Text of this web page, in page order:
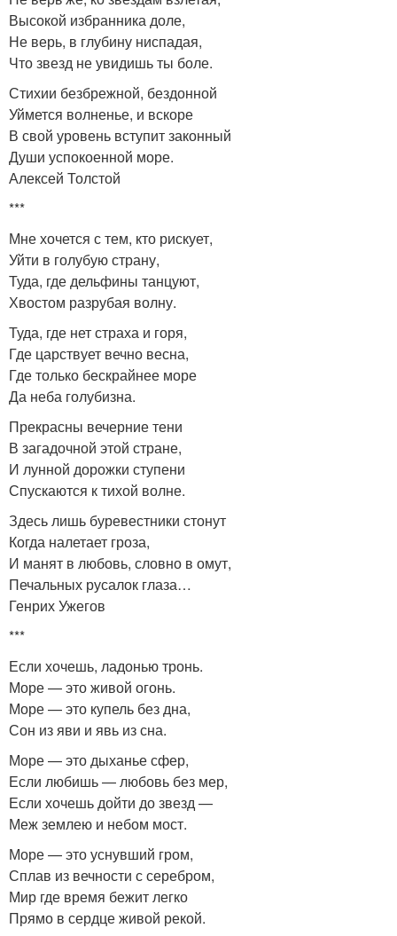
Высокой избранника доле,
Не верь, в глубину ниспадая,
Что звезд не увидишь ты боле.
Стихии безбрежной, бездонной
Уймется волненье, и вскоре
В свой уровень вступит законный
Души успокоенной море.
Алексей Толстой
***
Мне хочется с тем, кто рискует,
Уйти в голубую страну,
Туда, где дельфины танцуют,
Хвостом разрубая волну.
Туда, где нет страха и горя,
Где царствует вечно весна,
Где только бескрайнее море
Да неба голубизна.
Прекрасны вечерние тени
В загадочной этой стране,
И лунной дорожки ступени
Спускаются к тихой волне.
Здесь лишь буревестники стонут
Когда налетает гроза,
И манят в любовь, словно в омут,
Печальных русалок глаза…
Генрих Ужегов
***
Если хочешь, ладонью тронь.
Море — это живой огонь.
Море — это купель без дна,
Сон из яви и явь из сна.
Море — это дыханье сфер,
Если любишь — любовь без мер,
Если хочешь дойти до звезд —
Меж землею и небом мост.
Море — это уснувший гром,
Сплав из вечности с серебром,
Мир где время бежит легко
Прямо в сердце живой рекой.